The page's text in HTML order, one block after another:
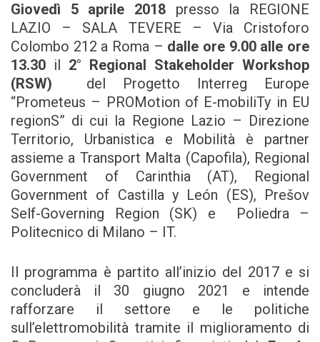
Giovedì 5 aprile 2018 presso la REGIONE
LAZIO – SALA TEVERE – Via Cristoforo
Colombo 212 a Roma – dalle ore 9.00 alle ore
13.30 il 2°
Regional Stakeholder Workshop
(RSW) del Progetto Interreg Europe
“Prometeus – PROMotion of E-mobiliTy in EU
regionS” di cui la Regione Lazio – Direzione
Territorio, Urbanistica e Mobilità è partner
assieme a Transport Malta (Capofila), Regional
Government of Carinthia (AT), Regional
Government of Castilla y León (ES), Prešov
Self-Governing Region (SK) e Poliedra –
Politecnico di Milano – IT.
Il programma è partito all’inizio del 2017 e si
concluderà il 30 giugno 2021 e intende
rafforzare il settore e le politiche
sull’elettromobilità tramite il miglioramento di